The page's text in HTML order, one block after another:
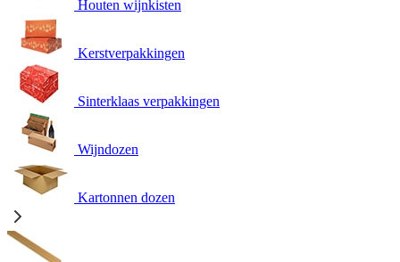
Houten wijnkisten
Kerstverpakkingen
Sinterklaas verpakkingen
Wijndozen
Kartonnen dozen